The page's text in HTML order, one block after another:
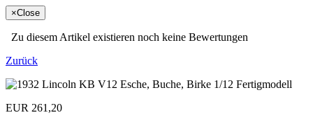
×Close
Zu diesem Artikel existieren noch keine Bewertungen
Zurück
EUR 261,20